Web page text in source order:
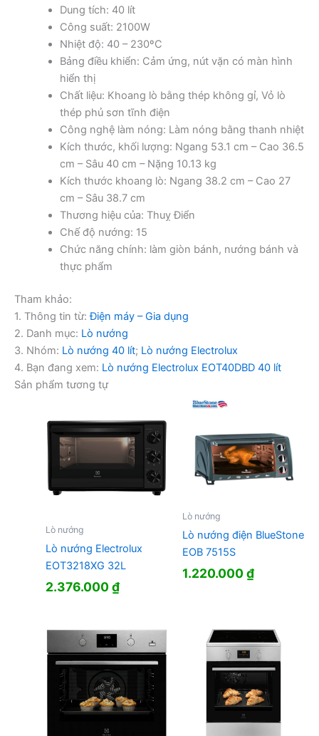
Dung tích: 40 lít
Công suất: 2100W
Nhiệt độ: 40 – 230ºC
Bảng điều khiển: Cảm ứng, nút vặn có màn hình
hiển thị
Chất liệu: Khoang lò bằng thép không gỉ, Vỏ lò
thép phủ sơn tĩnh điện
Công nghệ làm nóng: Làm nóng bằng thanh nhiệt
Kích thước, khối lượng: Ngang 53.1 cm – Cao 36.5
cm – Sâu 40 cm – Nặng 10.13 kg
Kích thước khoang lò: Ngang 38.2 cm – Cao 27
cm – Sâu 38.7 cm
Thương hiệu của: Thuỵ Điển
Chế độ nướng: 15
Chức năng chính: làm giòn bánh, nướng bánh và
thực phẩm
Tham khảo:
1. Thông tin từ:Điện máy – Gia dụng
2. Danh mục: Lò nướng
3. Nhóm: Lò nướng 40 lít; Lò nướng Electrolux
4. Bạn đang xem: Lò nướng Electrolux EOT40DBD 40 lít
Sản phẩm tương tự
Lò nướng
Lò nướng Electrolux
EOT3218XG 32L
2.376.000₫
Lò nướng
Lò nướng điện BlueStone
EOB 7515S
1.220.000₫